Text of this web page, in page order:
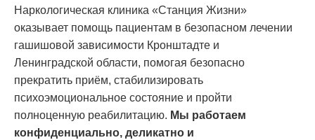
Наркологическая клиника «Станция Жизни»
оказывает помощь пациентам в безопасном лечении
гашишовой зависимости Кронштадте и
Ленинградской области, помогая безопасно
прекратить приём, стабилизировать
психоэмоциональное состояние и пройти
полноценную реабилитацию. Мы работаем
конфиденциально, деликатно и